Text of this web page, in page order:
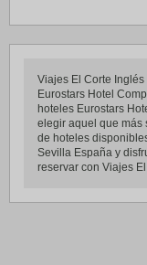
Viajes El Corte
Eurostars Hotel
hoteles Eurostars
elegir aquel que más
de hoteles
Sevilla España y
reservar con Viajes